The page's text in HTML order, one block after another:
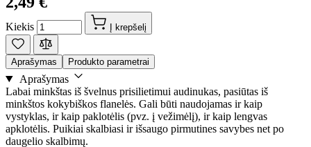
Kiekis Į krepšelį
Aprašymas Produkto parametrai
Aprašymas
Labai minkštas iš švelnus prisilietimui audinukas, pasiūtas iš
minkštos kokybiškos flanelės. Gali būti naudojamas ir kaip
vystyklas, ir kaip paklotėlis (pvz. į vežimėlį), ir kaip lengvas
apklotėlis. Puikiai skalbiasi ir išsaugo pirmutines savybes net po
daugelio skalbimų.